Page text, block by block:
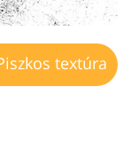
textúra